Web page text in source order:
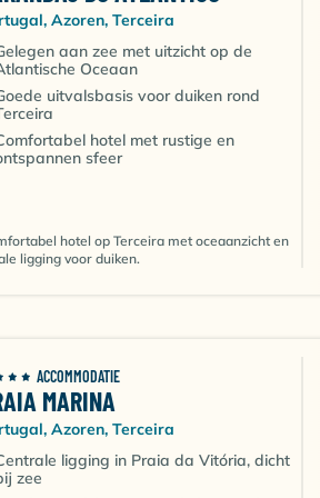
zijn:
groot zeeleven
mogelijkheden dankzij de
bekendstaat. Je kunt kort uitleggen
ligt en bekend is vanwege
Azoren, Terceira
aan zee met uitzicht op de
Oceaan
uitvalsbasis voor duiken rond
hotel met rustige en
sfeer
hotel op Terceira met oceaanzicht en
ligging voor duiken.
ACCOMMODATIE
MARINA
Azoren, Terceira
ligging in Praia da Vitória, dicht
zee